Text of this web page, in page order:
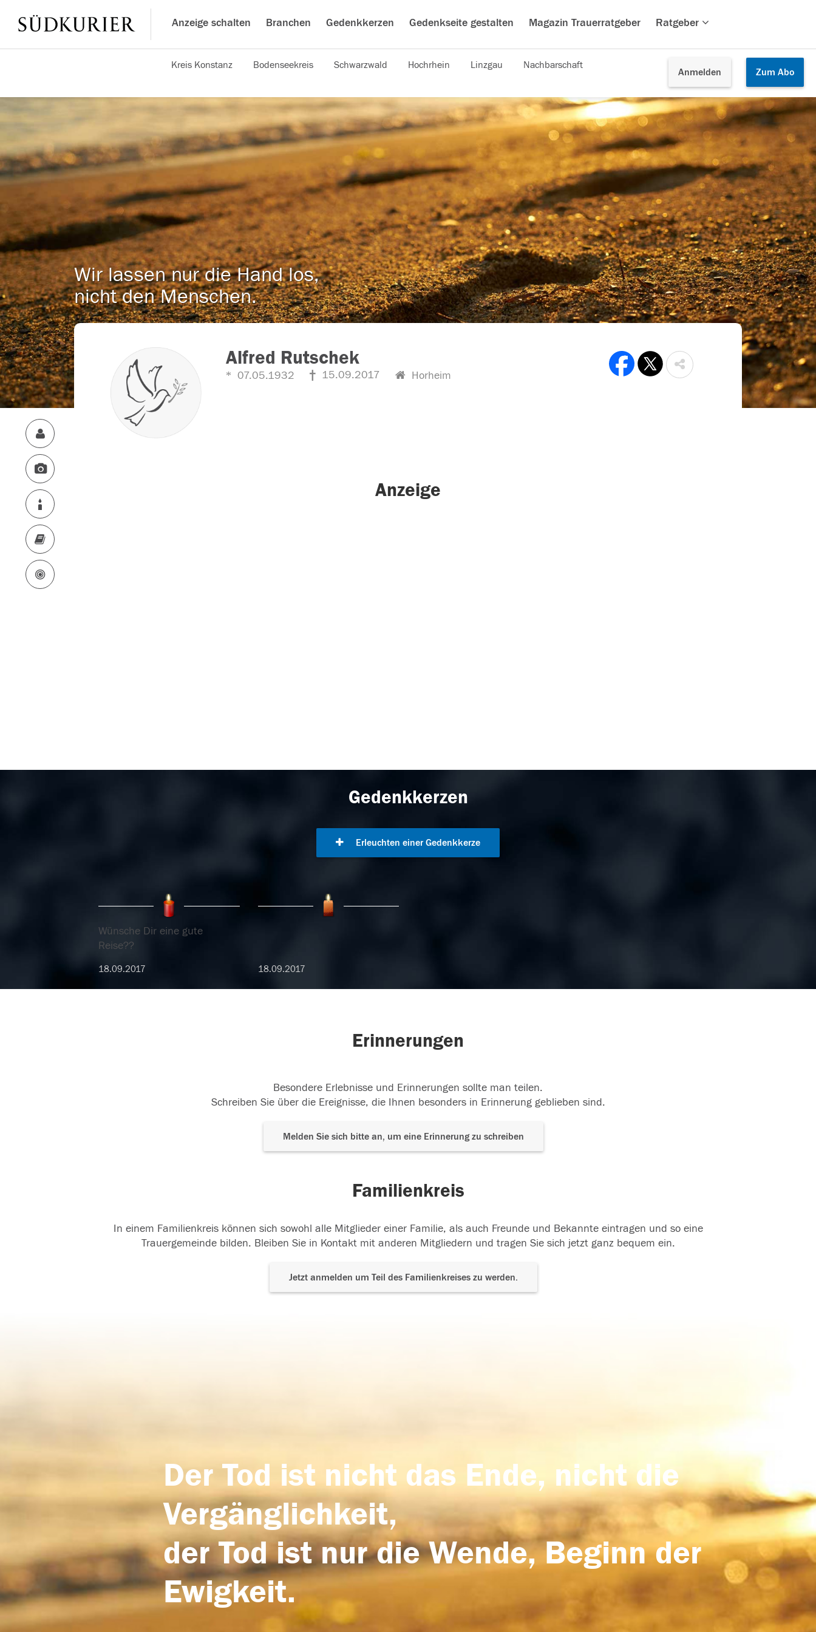
Anzeige schalten Branchen Gedenkkerzen Gedenkseite gestalten Magazin Trauerratgeber Ratgeber
Anmelden Zum Abo
Kreis Konstanz Bodenseekreis Schwarzwald Hochrhein Linzgau Nachbarschaft
Wir lassen nur die Hand los,
nicht den Menschen.
Alfred Rutschek
07.05.1932 15.09.2017 Horheim
Anzeige
Gedenkkerzen
Erleuchten einer Gedenkkerze
Wünsche Dir eine gute
Reise??
18.09.2017 18.09.2017
Erinnerungen
Besondere Erlebnisse und Erinnerungen sollte man teilen.
Schreiben Sie über die Ereignisse, die Ihnen besonders in Erinnerung geblieben sind.
Melden Sie sich bitte an, um eine Erinnerung zu schreiben
Familienkreis
In einem Familienkreis können sich sowohl alle Mitglieder einer Familie, als auch Freunde und Bekannte eintragen und so eine
Trauergemeinde bilden. Bleiben Sie in Kontakt mit anderen Mitgliedern und tragen Sie sich jetzt ganz bequem ein.
Jetzt anmelden um Teil des Familienkreises zu werden.
Der Tod ist nicht das Ende, nicht die
Vergänglichkeit,
der Tod ist nur die Wende, Beginn der
Ewigkeit.